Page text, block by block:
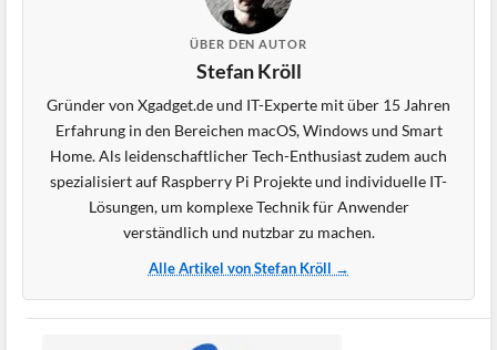
ÜBER DEN AUTOR
Stefan Kröll
Gründer von Xgadget.de und IT-Experte mit über 15 Jahren
Erfahrung in den Bereichen macOS, Windows und Smart
Home. Als leidenschaftlicher Tech-Enthusiast zudem auch
spezialisiert auf Raspberry Pi Projekte und individuelle IT-
Lösungen, um komplexe Technik für Anwender
verständlich und nutzbar zu machen.
Alle Artikel von Stefan Kröll →